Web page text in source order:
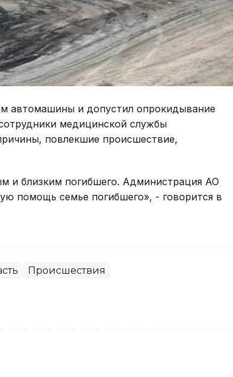
автомашины и допустил опрокидывание
медицинской службы
повлекшие происшествие,
и близким погибшего. Администрация АО
помощь семье погибшего», - говорится в
Происшествия